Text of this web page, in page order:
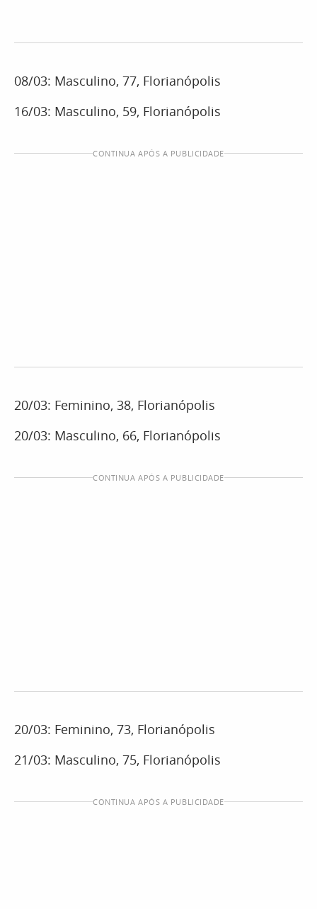
08/03: Masculino, 77, Florianópolis
16/03: Masculino, 59, Florianópolis
CONTINUA APÓS A PUBLICIDADE
20/03: Feminino, 38, Florianópolis
20/03: Masculino, 66, Florianópolis
CONTINUA APÓS A PUBLICIDADE
20/03: Feminino, 73, Florianópolis
21/03: Masculino, 75, Florianópolis
CONTINUA APÓS A PUBLICIDADE